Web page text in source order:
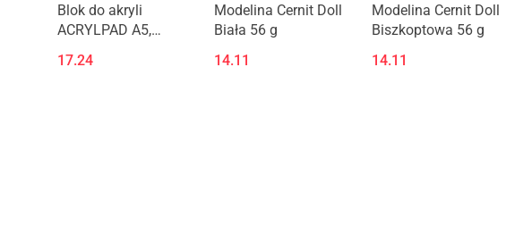
Blok do akryli
ACRYLPAD A5,
17.24
Modelina Cernit Doll
Biała 56 g
14.11
Modelina Cernit Doll
Biszkoptowa 56 g
14.11